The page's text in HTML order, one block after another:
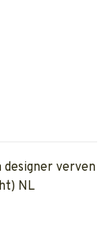
designer verven
NL